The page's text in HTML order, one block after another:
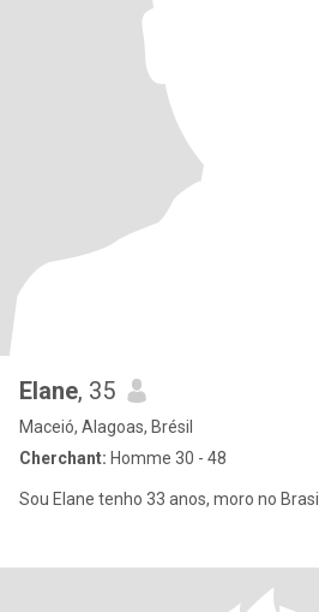
Elane, 35
Maceió, Alagoas, Brésil
Cherchant: Homme 30 - 48
Sou Elane tenho 33 anos, moro no Brasil